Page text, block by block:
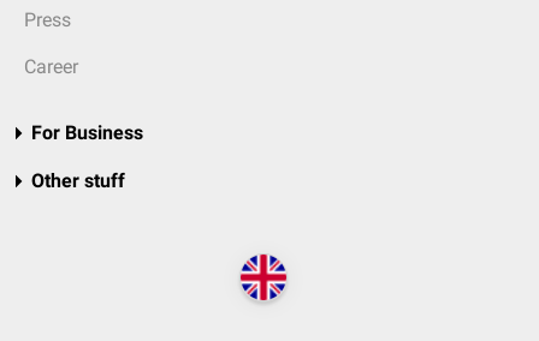
Press
Career
For Business
Other stuff